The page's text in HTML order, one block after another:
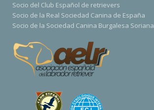
Socio del Club Español de retrievers
Socio de la Real Sociedad Canina de España
Socio de la Sociedad Canina Burgalesa Soriana